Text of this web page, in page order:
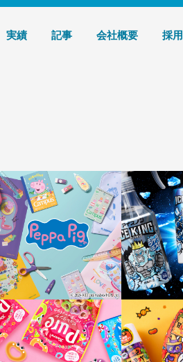
実績 記事 会社概要 採用